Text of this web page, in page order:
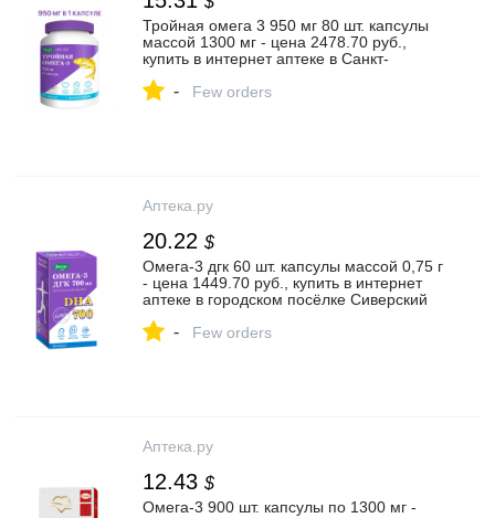
Тройная омега 3 950 мг 80 шт. капсулы
массой 1300 мг - цена 2478.70 руб.,
купить в интернет аптеке в Санкт-
шт. капсулы массой 1300 мг, инструкция
- Few orders
Аптека.ру
20.22 $
Омега-3 дгк 60 шт. капсулы массой 0,75 г
- цена 1449.70 руб., купить в интернет
аптеке в городском посёлке Сиверский
г, инструкция по применению
- Few orders
Аптека.ру
12.43 $
Омега-3 900 шт. капсулы по 1300 мг -